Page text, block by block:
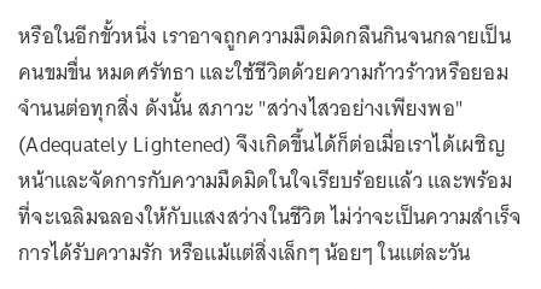
หรือในอีกขั้วหนึ่ง เราอาจถูกความมืดมิดกลืนกินจนกลายเป็น
คนขมขื่น หมดศรัทธา และใช้ชีวิตด้วยความก้าวร้าวหรือยอม
จำนนต่อทุกสิ่ง ดังนั้น สภาวะ "สว่างไสวอย่างเพียงพอ"
(Adequately Lightened) จึงเกิดขึ้นได้ก็ต่อเมื่อเราได้เผชิญ
หน้าและจัดการกับความมืดมิดในใจเรียบร้อยแล้ว และพร้อม
ที่จะเฉลิมฉลองให้กับแสงสว่างในชีวิต ไม่ว่าจะเป็นความสำเร็จ
การได้รับความรัก หรือแม้แต่สิ่งเล็กๆ น้อยๆ ในแต่ละวัน